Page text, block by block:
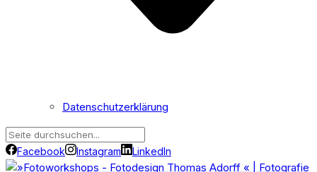
Datenschutzerklärung
Facebook Instagram LinkedIn